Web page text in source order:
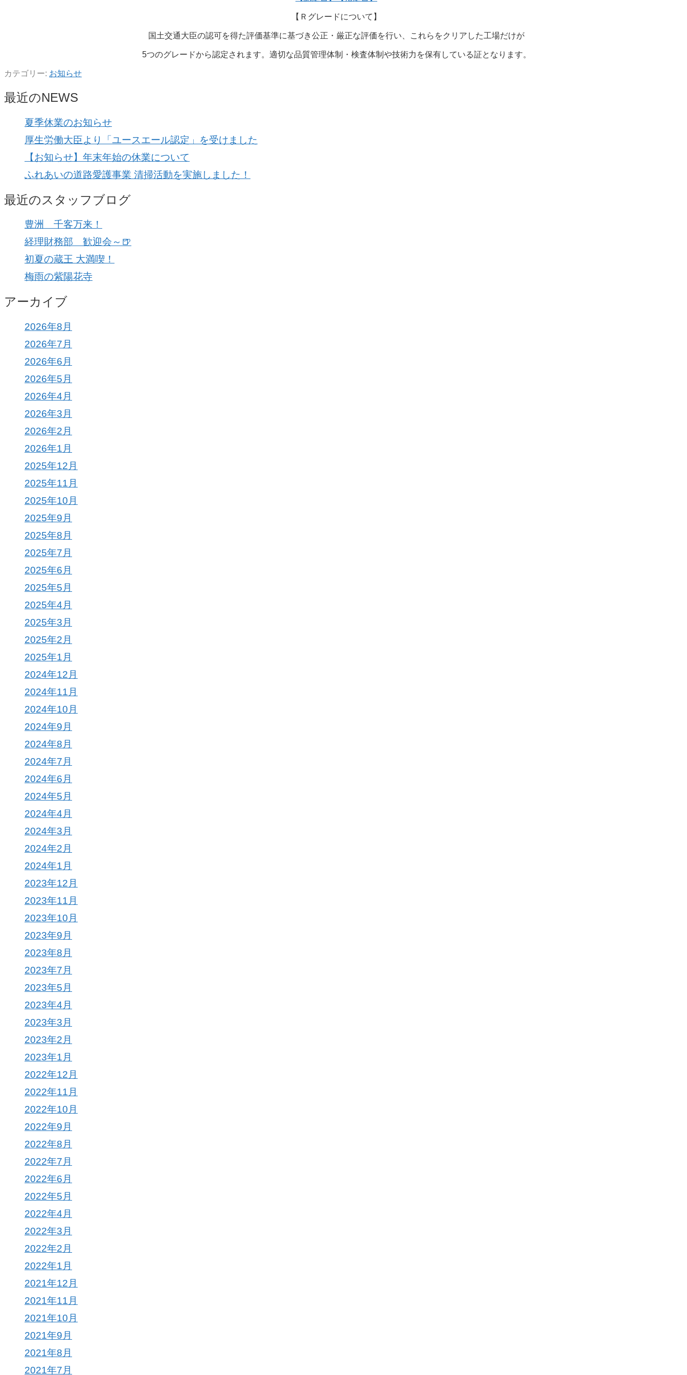
【Ｒグレードについて】
国土交通大臣の認可を得た評価基準に基づき公正・厳正な評価を行い、これらをクリアした工場だけが
5つのグレードから認定されます。適切な品質管理体制・検査体制や技術力を保有している証となります。
カテゴリー: お知らせ
最近のNEWS
夏季休業のお知らせ
厚生労働大臣より「ユースエール認定」を受けました
【お知らせ】年末年始の休業について
ふれあいの道路愛護事業 清掃活動を実施しました！
最近のスタッフブログ
豊洲 千客万来！
経理財務部 歓迎会～🍺
初夏の蔵王 大満喫！
梅雨の紫陽花寺
アーカイブ
2026年8月
2026年7月
2026年6月
2026年5月
2026年4月
2026年3月
2026年2月
2026年1月
2025年12月
2025年11月
2025年10月
2025年9月
2025年8月
2025年7月
2025年6月
2025年5月
2025年4月
2025年3月
2025年2月
2025年1月
2024年12月
2024年11月
2024年10月
2024年9月
2024年8月
2024年7月
2024年6月
2024年5月
2024年4月
2024年3月
2024年2月
2024年1月
2023年12月
2023年11月
2023年10月
2023年9月
2023年8月
2023年7月
2023年5月
2023年4月
2023年3月
2023年2月
2023年1月
2022年12月
2022年11月
2022年10月
2022年9月
2022年8月
2022年7月
2022年6月
2022年5月
2022年4月
2022年3月
2022年2月
2022年1月
2021年12月
2021年11月
2021年10月
2021年9月
2021年8月
2021年7月